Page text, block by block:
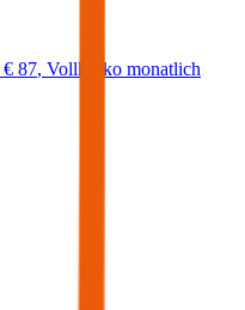
€ 87, Vollkasko monatlich